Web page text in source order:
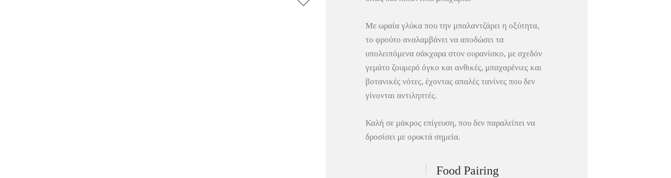
Με ωραία γλύκα που την μπαλαντζάρει η οξύτητα,
το φρούτο αναλαμβάνει να αποδώσει τα
υπολειπόμενα σάκχαρα στον ουρανίσκο, με σχεδόν
γεμάτο ζουμερό όγκο και ανθικές, μπαχαρένιες και
βοτανικές νότες, έχοντας απαλές τανίνες που δεν
γίνονται αντιληπτές.
Καλή σε μάκρος επίγευση, που δεν παραλείπει να
δροσίσει με ορυκτά σημεία.
Food Pairing